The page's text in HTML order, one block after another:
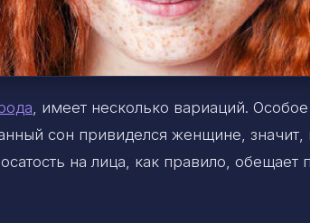
, имеет несколько вариаций.
сон привиделся женщине, значит,
на лица, как правило,